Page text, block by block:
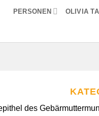
PERSONEN OLIVIA
des